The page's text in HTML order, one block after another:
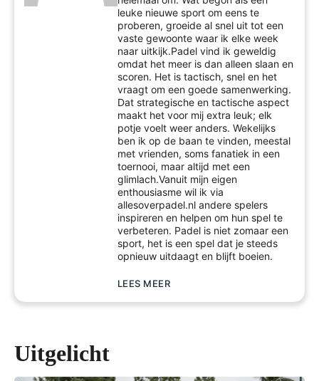
leuke nieuwe sport om eens te
proberen, groeide al snel uit tot een
vaste gewoonte waar ik elke week
naar uitkijk.Padel vind ik geweldig
omdat het meer is dan alleen slaan en
scoren. Het is tactisch, snel en het
vraagt om een goede samenwerking.
Dat strategische en tactische aspect
maakt het voor mij extra leuk; elk
potje voelt weer anders. Wekelijks
ben ik op de baan te vinden, meestal
met vrienden, soms fanatiek in een
toernooi, maar altijd met een
glimlach.Vanuit mijn eigen
enthousiasme wil ik via
allesoverpadel.nl andere spelers
inspireren en helpen om hun spel te
verbeteren. Padel is niet zomaar een
sport, het is een spel dat je steeds
opnieuw uitdaagt en blijft boeien.
LEES MEER
Uitgelicht